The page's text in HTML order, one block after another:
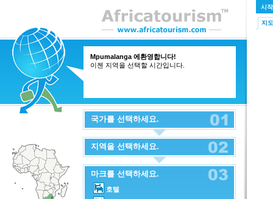
Mpumalanga 에환영합니다!
이젠 지역을 선택할 시간입니다.
국가를 선택하세요.
지역을 선택하세요.
마크를 선택하세요.
호텔
시작
지도